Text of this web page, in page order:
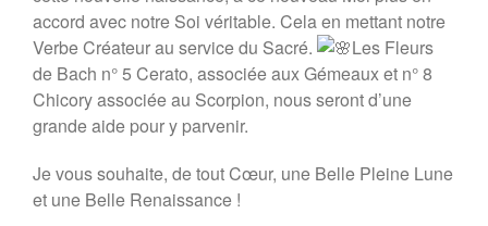
accord avec notre Soi véritable. Cela en mettant notre
Verbe Créateur au service du Sacré.
Les Fleurs
de Bach n° 5 Cerato, associée aux Gémeaux et n° 8
Chicory associée au Scorpion, nous seront d’une
grande aide pour y parvenir.
Je vous souhaite, de tout Cœur, une Belle Pleine Lune
et une Belle Renaissance !